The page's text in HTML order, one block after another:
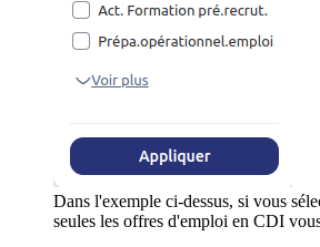
Dans l'exemple ci-dessus, si vous
seules les offres d'emploi en CDI